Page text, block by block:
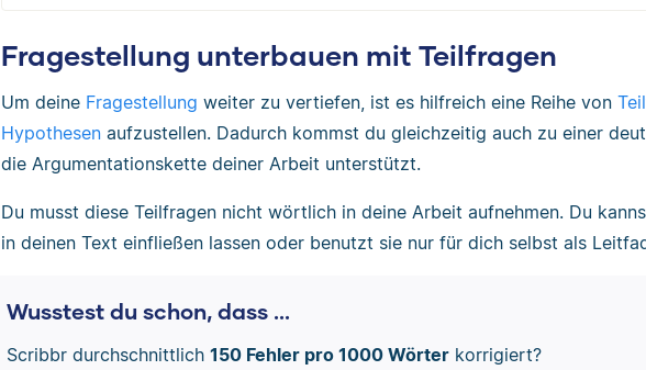
Fragestellung unterbauen mit Teilfragen
Um deine Fragestellung weiter zu vertiefen, ist es hilfreich eine Reihe von
Hypothesen aufzustellen. Dadurch kommst du gleichzeitig auch zu einer
die Argumentationskette deiner Arbeit unterstützt.
Du musst diese Teilfragen nicht wörtlich in deine Arbeit aufnehmen. Du
in deinen Text einfließen lassen oder benutzt sie nur für dich selbst als
Wusstest du schon, dass ...
Scribbr durchschnittlich 150 Fehler pro 1000 Wörterkorrigiert?